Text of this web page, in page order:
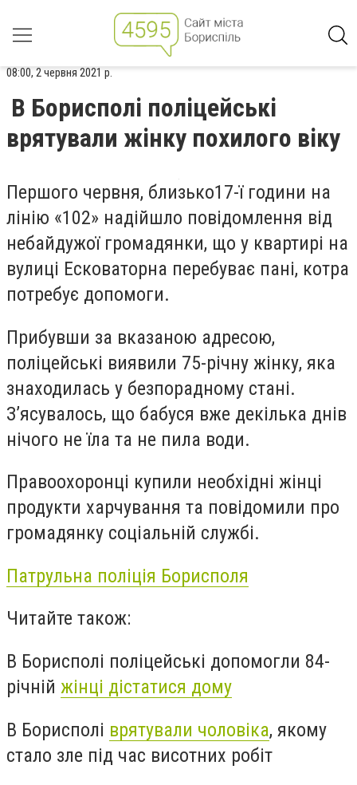
08:00, 2 червня 2021 р.
В Борисполі поліцейські
врятували жінку похилого віку
Першого червня, близько17-ї години на
лінію «102» надійшло повідомлення від
небайдужої громадянки, що у квартирі на
вулиці Есковаторна перебуває пані, котра
потребує допомоги.
Прибувши за вказаною адресою,
поліцейські виявили 75-річну жінку, яка
знаходилась у безпорадному стані.
З’ясувалось, що бабуся вже декілька днів
нічого не їла та не пила води.
Правоохоронці купили необхідні жінці
продукти харчування та повідомили про
громадянку соціальній службі.
Патрульна поліція Борисполя
Читайте також:
В Борисполі поліцейські допомогли 84-
річній жінці дістатися дому
В Борисполі врятували чоловіка, якому
стало зле під час висотних робіт